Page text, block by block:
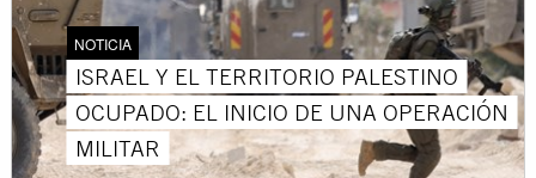
NOTICIA
ISRAEL Y EL TERRITORIO PALESTINO
OCUPADO: EL INICIO DE UNA OPERACIÓN
MILITAR